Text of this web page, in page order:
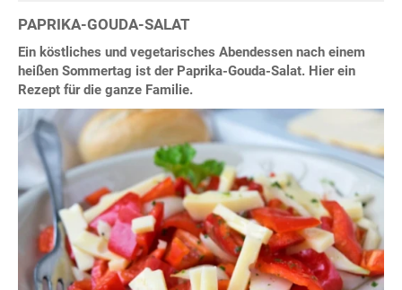
PAPRIKA-GOUDA-SALAT
Ein köstliches und vegetarisches Abendessen nach einem
heißen Sommertag ist der Paprika-Gouda-Salat. Hier ein
Rezept für die ganze Familie.